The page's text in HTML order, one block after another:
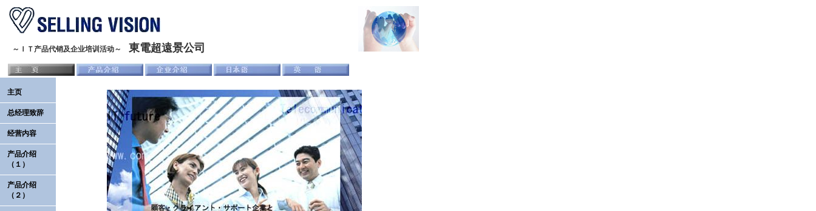
～ＩＴ产品代销及企业培训活动～ 東電超遠景公司
主页
总经理致辞
经营内容
产品介绍
（１）
产品介绍
（２）